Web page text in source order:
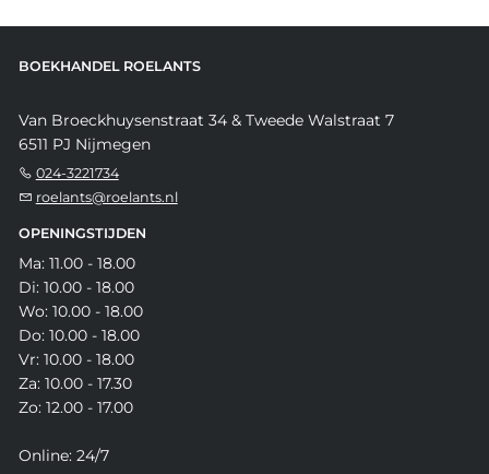
BOEKHANDEL ROELANTS
Van Broeckhuysenstraat 34 & Tweede Walstraat 7
6511 PJ Nijmegen
024-3221734
roelants@roelants.nl
OPENINGSTIJDEN
Ma: 11.00 - 18.00
Di: 10.00 - 18.00
Wo: 10.00 - 18.00
Do: 10.00 - 18.00
Vr: 10.00 - 18.00
Za: 10.00 - 17.30
Zo: 12.00 - 17.00
Online: 24/7